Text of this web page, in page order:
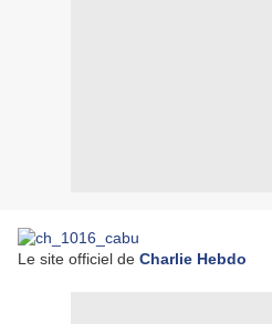
Le site officiel de Charlie Hebdo